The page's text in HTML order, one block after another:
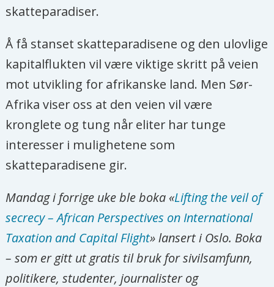
skatteparadiser.
Å få stanset skatteparadisene og den ulovlige
kapitalflukten vil være viktige skritt på veien
mot utvikling for afrikanske land. Men Sør-
Afrika viser oss at den veien vil være
kronglete og tung når eliter har tunge
interesser i mulighetene som
skatteparadisene gir.
Mandag i forrige uke ble boka «Lifting the veil of
secrecy – African Perspectives on International
Taxation and Capital Flight» lansert i Oslo. Boka
– som er gitt ut gratis til bruk for sivilsamfunn,
politikere, studenter, journalister og